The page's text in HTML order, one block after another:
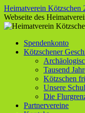
Zum
Inhalt
springen
Heimatverein Kötzschen
Webseite des
Spendenkonto
Kötzschener
Tausend
Kötzschen
Unsere
Die
Partnervereine